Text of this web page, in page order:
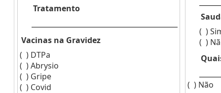
Tratamento
Vacinas na Gravidez
( ) DTPa
( )Abrysio
( ) Gripe
( ) Covid
( )
( )
( ) Não